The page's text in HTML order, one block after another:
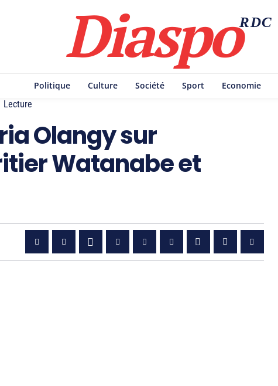
DiaspoRDC
Politique Culture Société Sport Economie
Lecture
Olangy sur
Watanabe et